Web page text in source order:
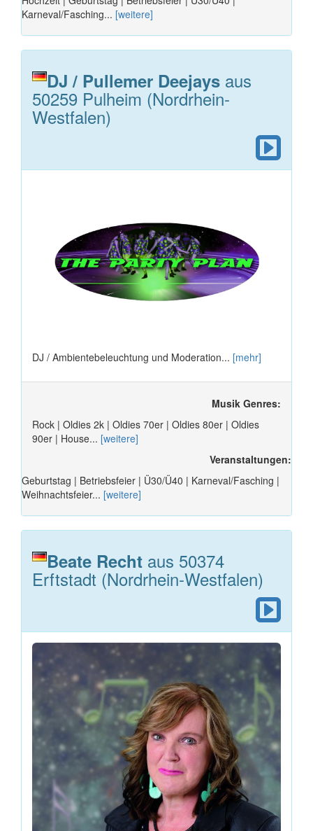
Karneval/Fasching... [weitere]
DJ / Pullemer Deejays aus
50259 Pulheim (Nordrhein-
Westfalen)
DJ / Ambientebeleuchtung und Moderation... [mehr]
Musik Genres:
Rock | Oldies 2k | Oldies 70er | Oldies 80er | Oldies
90er | House... [weitere]
Veranstaltungen:
Geburtstag | Betriebsfeier | Ü30/Ü40 | Karneval/Fasching |
Weihnachtsfeier... [weitere]
Beate Recht aus 50374
Erftstadt (Nordrhein-Westfalen)